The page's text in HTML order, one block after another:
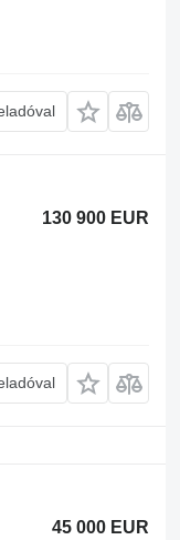
130 900 EUR
45 000 EUR